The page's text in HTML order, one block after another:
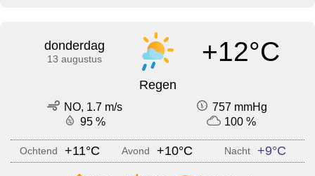
donderdag
13 augustus +12°C
Regen
NO, 1.7 m/s
757 mmHg
95 %
100 %
Ochtend +11°C Avond +10°C Nacht +9°C